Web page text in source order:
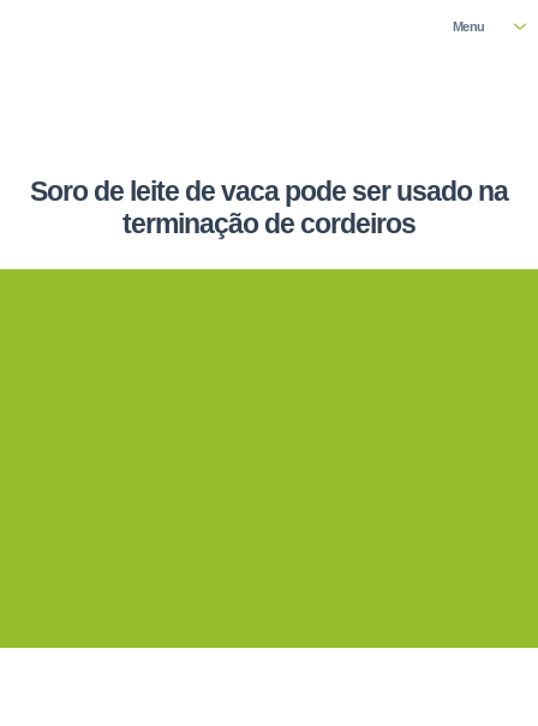
Menu
Soro de leite de vaca pode ser usado na
terminação de cordeiros